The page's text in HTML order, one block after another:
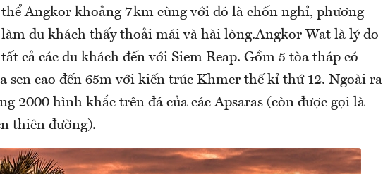
Angkor khoảng 7km cùng với đó là chốn nghỉ, phương
du khách thấy thoải mái và hài lòng.Angkor Wat là lý do
cả các du khách đến với Siem Reap. Gồm 5 tòa tháp có
sen cao đến 65m với kiến trúc Khmer thế kỉ thứ 12. Ngoài ra
2000 hình khắc trên đá của các Apsaras (còn được gọi là
thiên đường).